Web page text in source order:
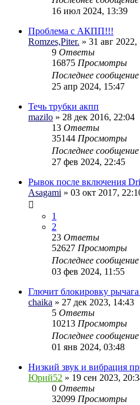
16 июл 2024, 13:39
Проблема с АКПП!!!
Romzes,Piter. » 31 авг 2022,
9 Ответы
16875 Просмотры
Последнее сообщение
25 апр 2024, 15:47
Течь трубки акпп
mazilo » 28 дек 2016, 22:04
13 Ответы
35144 Просмотры
Последнее сообщение
27 фев 2024, 22:45
Рывок после включения
Asagami » 03 окт 2017,
1
2
23 Ответы
52627 Просмотры
Последнее сообщение
03 фев 2024, 11:55
Глючит блокировку
chaika » 27 дек 2023, 14:43
5 Ответы
10213 Просмотры
Последнее сообщение
01 янв 2024, 03:48
Низкий звук и вибрация
Юрий52 » 19 сен 2023,
0 Ответы
32099 Просмотры